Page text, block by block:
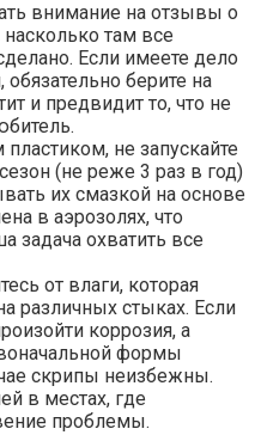
внимание на отзывы о
там все
Если имеете дело
берите на
и предвидит то, что не
не запускайте
(не реже 3 раз в год)
их смазкой на основе
в аэрозолях, что
задача охватить все
от влаги, которая
различных стыках. Если
коррозия, а
формы
скрипы неизбежны.
в местах, где
проблемы.